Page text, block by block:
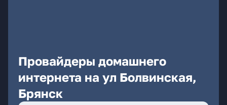
Провайдеры домашнего
интернета на ул Болвинская,
Брянск